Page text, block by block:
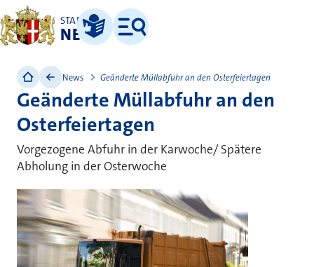
STADT
NEUSS
Leichte Sprache
Menü
News Geänderte Müllabfuhr an den Osterfeiertagen
Geänderte Müllabfuhr an den
Osterfeiertagen
Vorgezogene Abfuhr in der Karwoche/ Spätere
Abholung in der Osterwoche